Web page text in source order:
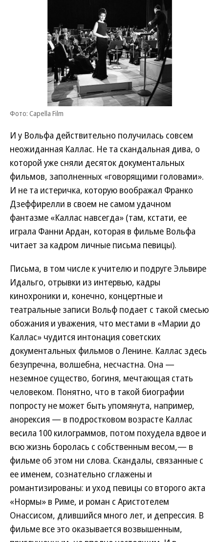
Фото: Capella Film
И у Вольфа действительно получилась совсем
неожиданная Каллас. Не та скандальная дива, о
которой уже сняли десяток документальных
фильмов, заполненных «говорящими головами».
И не та истеричка, которую воображал Франко
Дзеффирелли в своем не самом удачном
фантазме «Каллас навсегда» (там, кстати, ее
играла Фанни Ардан, которая в фильме Вольфа
читает за кадром личные письма певицы).
Письма, в том числе к учителю и подруге Эльвире
Идальго, отрывки из интервью, кадры
кинохроники и, конечно, концертные и
театральные записи Вольф подает с такой смесью
обожания и уважения, что местами в «Марии до
Каллас» чудится интонация советских
документальных фильмов о Ленине. Каллас здесь
безупречна, волшебна, несчастна. Она —
неземное существо, богиня, мечтающая стать
человеком. Понятно, что в такой биографии
попросту не может быть упомянута, например,
анорексия — в подростковом возрасте Каллас
весила 100 килограммов, потом похудела вдвое и
всю жизнь боролась с собственным весом,— в
фильме об этом ни слова. Скандалы, связанные с
ее именем, сознательно сглажены и
романтизированы: и уход певицы со второго акта
«Нормы» в Риме, и роман с Аристотелем
Онассисом, длившийся много лет, и депрессия. В
фильме все это оказывается возвышенным,